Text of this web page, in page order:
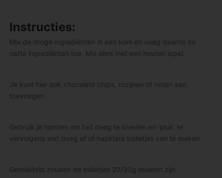
Instructies:
Mix de droge ingrediënten in een kom en voeg daarna de
natte ingrediënten toe. Mix alles met een houten lepel.
Je kunt hier ook chocolate chips, rozijnen of noten aan
toevoegen.
Gebruik je handen om het deeg te kneden en ‘pluk’ er
vervolgens wat deeg af of hapklare balletjes van te maken.
Gemiddeld zouden de balletjes 20/30g moeten zijn.